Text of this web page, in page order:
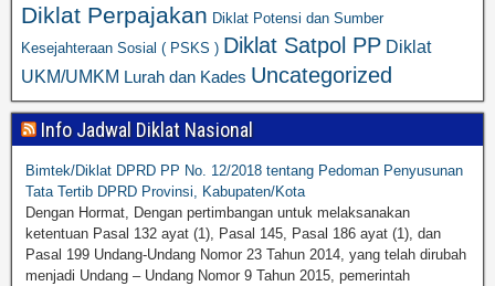
Diklat Perpajakan Diklat Potensi dan Sumber
Kesejahteraan Sosial ( PSKS ) Diklat Satpol PP Diklat
UKM/UMKM Lurah dan Kades Uncategorized
Info Jadwal Diklat Nasional
Bimtek/Diklat DPRD PP No. 12/2018 tentang Pedoman Penyusunan
Tata Tertib DPRD Provinsi, Kabupaten/Kota
Dengan Hormat, Dengan pertimbangan untuk melaksanakan
ketentuan Pasal 132 ayat (1), Pasal 145, Pasal 186 ayat (1), dan
Pasal 199 Undang-Undang Nomor 23 Tahun 2014, yang telah dirubah
menjadi Undang – Undang Nomor 9 Tahun 2015, pemerintah